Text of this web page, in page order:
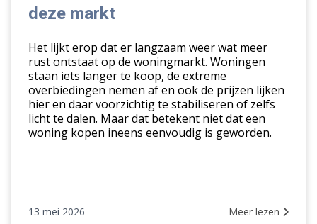
een
deze
markt
deze markt
Het lijkt erop dat er langzaam weer wat meer
rust ontstaat op de woningmarkt. Woningen
staan iets langer te koop, de extreme
overbiedingen nemen af en ook de prijzen lijken
hier en daar voorzichtig te stabiliseren of zelfs
licht te dalen. Maar dat betekent niet dat een
woning kopen ineens eenvoudig is geworden.
13 mei 2026 Meer lezen